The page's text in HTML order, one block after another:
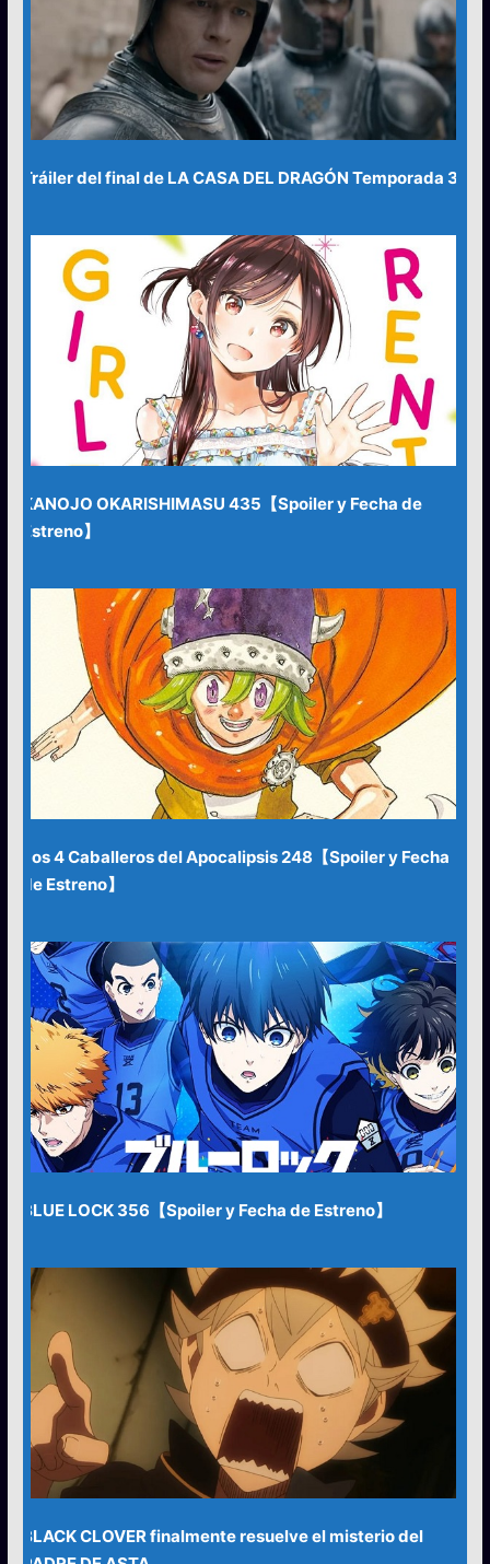
Tráiler del final de LA CASA DEL DRAGÓN Temporada 3
KANOJO OKARISHIMASU 435【Spoiler y Fecha de
Estreno】
Los 4 Caballeros del Apocalipsis 248【Spoiler y Fecha
de Estreno】
BLUE LOCK 356【Spoiler y Fecha de Estreno】
BLACK CLOVER finalmente resuelve el misterio del